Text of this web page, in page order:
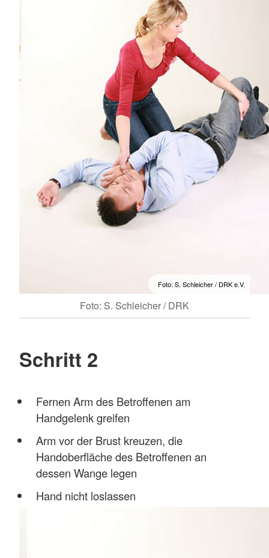
Foto: S. Schleicher / DRK e.V.
Foto: S. Schleicher / DRK
Schritt 2
Fernen Arm des Betroffenen am
Handgelenk greifen
Arm vor der Brust kreuzen, die
Handoberfläche des Betroffenen an
dessen Wange legen
Hand nicht loslassen